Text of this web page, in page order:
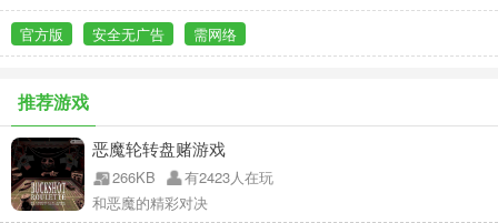
官方版 安全无广告 需网络
推荐游戏
恶魔轮转盘赌游戏
266KB
有2423人在玩
和恶魔的精彩对决